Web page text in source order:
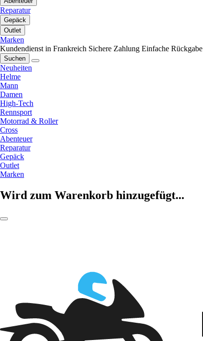
Reparatur
Gepäck
Outlet
Marken
Kundendienst in Frankreich Sichere Zahlung Einfache Rückgabe
Suchen
Neuheiten
Helme
Mann
Damen
High-Tech
Rennsport
Motorrad & Roller
Cross
Abenteuer
Reparatur
Gepäck
Outlet
Marken
Wird zum Warenkorb hinzugefügt...